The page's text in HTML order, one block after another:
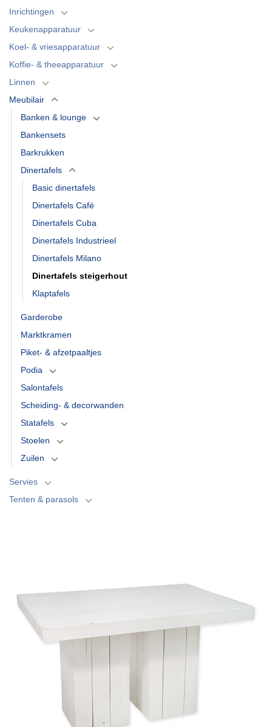
Inrichtingen
Keukenapparatuur
Koel- & vriesapparatuur
Koffie- & theeapparatuur
Linnen
Meubilair
Banken & lounge
Bankensets
Barkrukken
Dinertafels
Basic dinertafels
Dinertafels Café
Dinertafels Cuba
Dinertafels Industrieel
Dinertafels Milano
Dinertafels steigerhout
Klaptafels
Garderobe
Marktkramen
Piket- & afzetpaaltjes
Podia
Salontafels
Scheiding- & decorwanden
Statafels
Stoelen
Zuilen
Servies
Tenten & parasols